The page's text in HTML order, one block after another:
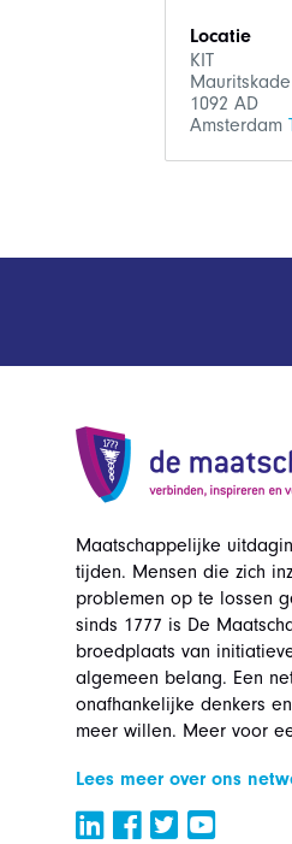
Locatie
KIT
1092 AD
Amsterdam
Maatschappelijke
tijden. Mensen die zich
problemen op te lossen
sinds 1777 is De
broedplaats van
algemeen belang. Een
onafhankelijke denkers
meer willen. Meer voor
Lees meer over ons